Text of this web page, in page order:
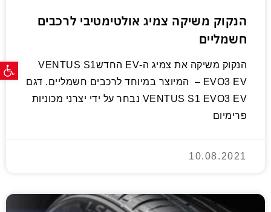
פתח
הנקוק משיקה צמיג אולטימטיבי לרכבים
חשמליים
הנקוק משיקה את צמיג ה-EV החדשVENTUS S1
EVO3 EV – המיוצר במיוחד לרכבים חשמליים. דגם
VENTUS S1 EVO3 EV נבחר על ידי יצרני מכוניות
פרימיום
10.08.2021